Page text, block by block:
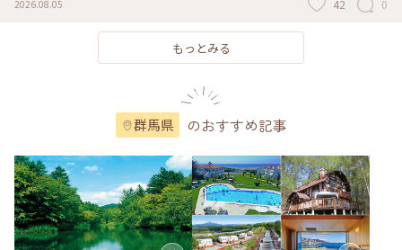
ーがワンプレート形式でサーブされます🍽️ ． 写真はミートソース（大
盛り）のプレートランチ🍝 ． ． #群馬#高崎 だけど#ほぼ前橋 #ラカフ
ェ#ランチ#BAR#ホステル #CAFE_MATOI_HOSTEL&BAR #メン食いくら
ぶ #ミートソース
2026.08.05 42 0
もっとみる
群馬県 のおすすめ記事